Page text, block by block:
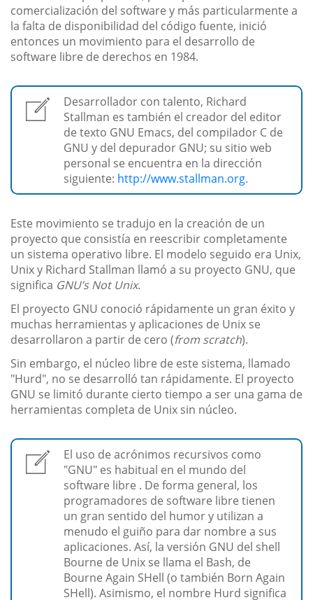
comercialización del software y más particularmente a
la falta de disponibilidad del código fuente, inició
entonces un movimiento para el desarrollo de
software libre de derechos en 1984.
Desarrollador con talento, Richard
Stallman es también el creador del editor
de texto GNU Emacs, del compilador C de
GNU y del depurador GNU; su sitio web
personal se encuentra en la dirección
siguiente: http://www.stallman.org.
Este movimiento se tradujo en la creación de un
proyecto que consistía en reescribir completamente
un sistema operativo libre. El modelo seguido era Unix,
Unix y Richard Stallman llamó a su proyecto GNU, que
significa GNU’s Not Unix.
El proyecto GNU conoció rápidamente un gran éxito y
muchas herramientas y aplicaciones de Unix se
desarrollaron a partir de cero (from scratch).
Sin embargo, el núcleo libre de este sistema, llamado
"Hurd", no se desarrolló tan rápidamente. El proyecto
GNU se limitó durante cierto tiempo a ser una gama de
herramientas completa de Unix sin núcleo.
El uso de acrónimos recursivos como
"GNU" es habitual en el mundo del
software libre . De forma general, los
programadores de software libre tienen
un gran sentido del humor y utilizan a
menudo el guiño para dar nombre a sus
aplicaciones. Así, la versión GNU del shell
Bourne de Unix se llama el Bash, de
Bourne Again SHell (o también Born Again
SHell). Asimismo, el nombre Hurd significa